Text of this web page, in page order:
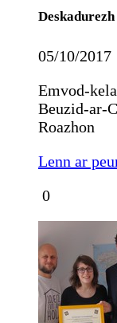
Deskadurezh
05/10/2017
Emvod-
Beuzid-ar-
Roazhon
Lenn ar
0